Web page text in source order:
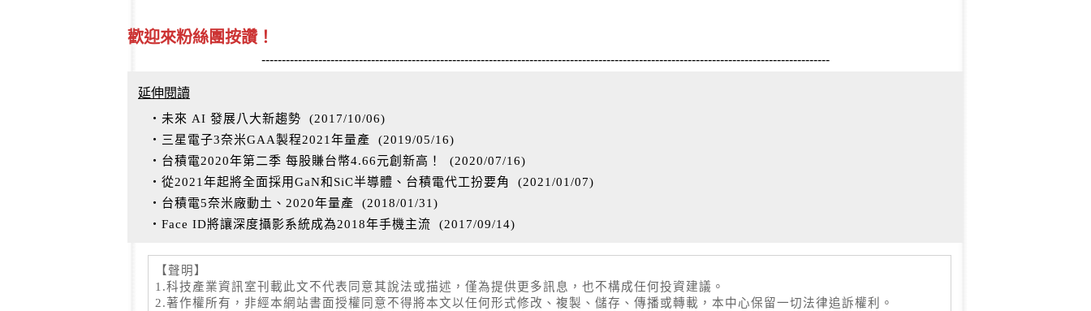
歡迎來粉絲團按讚！
--------------------------------------------------------------------------------------------------------------------------------------------
延伸閱讀
‧未來 AI 發展八大新趨勢 (2017/10/06)
‧三星電子3奈米GAA製程2021年量產 (2019/05/16)
‧台積電2020年第二季 每股賺台幣4.66元創新高！
(2020/07/16)
‧從2021年起將全面採用GaN和SiC半導體、台積電代工扮要角
(2021/01/07)
‧台積電5奈米廠動土、2020年量產 (2018/01/31 )
‧Face ID將讓深度攝影系統成為2018年手機主流 (2017/09/14)
【聲明】
1.科技產業資訊室刊載此文不代表同意其說法或描述，僅為提供更多訊息，也不構成任何投資建議。
2.著作權所有，非經本網站書面授權同意不得將本文以任何形式修改、複製、儲存、傳播或轉載，本中心保留一切法律追訴權利。